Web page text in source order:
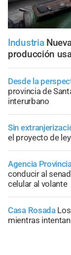
Industria
producción
Desde la
provincia de
interurbano
Sin
el proyecto de
Agencia
conducir al
celular al volante
Casa Rosada
mientras